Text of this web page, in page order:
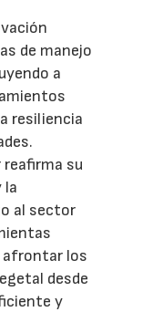
de manejo
a
resiliencia
su
la
al sector
afrontar los
desde
y